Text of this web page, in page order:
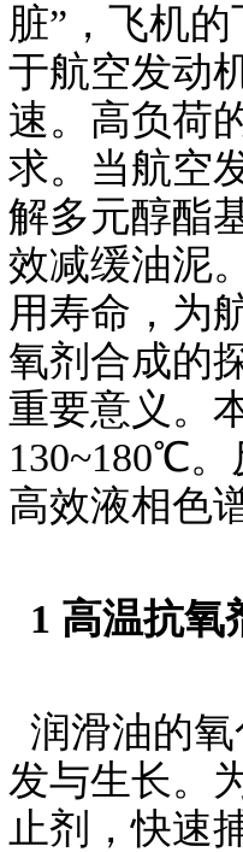
脏”，飞机
于航空发动
速。高负荷
求。当航空
解多元醇酯
效减缓油泥
用寿命，为
氧剂合成的
重要意义。
130~180℃
高效液相色
1 高温抗氧
润滑油的
发与生长。
止剂，快速